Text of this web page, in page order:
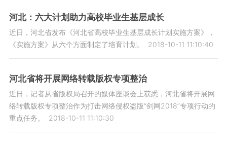
河北：六大计划助力高校毕业生基层成长
近日，河北省发布《河北省高校毕业生基层成长计划实施方案》，
《实施方案》从六个方面制定了培育计划。
2018-10-11 11:10:40
河北省将开展网络转载版权专项整治
近日，记者从省版权局召开的媒体座谈会上获悉，河北省将开展网
络转载版权专项整治作为打击网络侵权盗版“剑网2018”专项行动的
重点任务。
2018-10-11 11:10:30